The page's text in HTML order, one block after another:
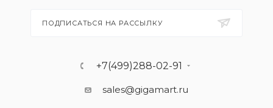
ПОДПИСАТЬСЯ НА РАССЫЛКУ
+7(499)288-02-91
sales@gigamart.ru